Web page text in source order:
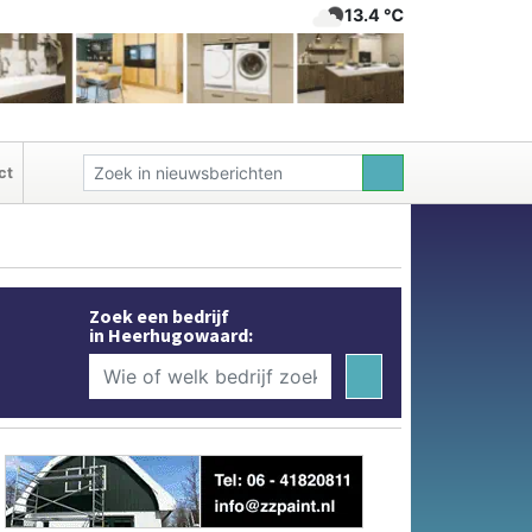
13.4 ℃
Zoek een bedrijf
in Heerhugowaard: